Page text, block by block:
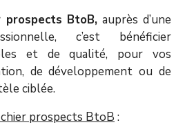
BtoB, auprès d’une
c’est bénéficier
et de qualité, pour vos
de développement ou de
ciblée.
prospects BtoB :